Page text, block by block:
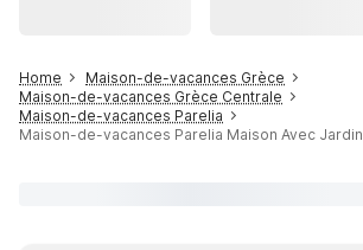
Home
Maison-de-vacances Grèce
Maison-de-vacances Grèce Centrale
Maison-de-vacances Parelia
Maison-de-vacances Parelia Maison Avec Jardin